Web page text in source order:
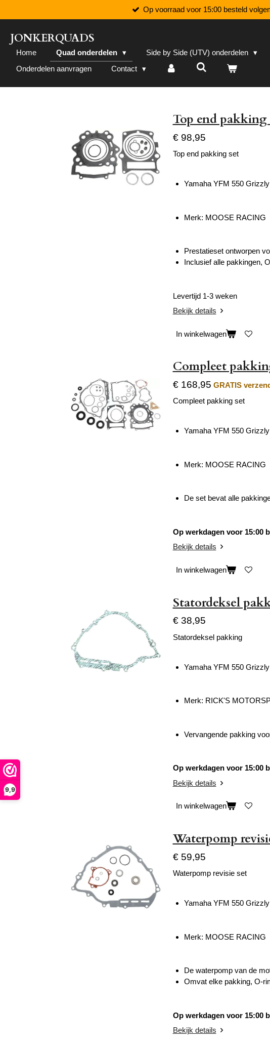
9,9
direct
naar
de
hoofdinhoud
Op voorraad voor 15:00 besteld
JONKERQUADS
Home Quad onderdelen Side by Side (UTV) onderdelen
Onderdelen aanvragen
Contact
Top end pakking
€ 98,95
Top end pakking set
Yamaha YFM 550
Merk: MOOSE RACING
Prestatieset ontworpen
Inclusief alle pakkingen,
Levertijd 1-3 weken
Bekijk details
In winkelwagen
Compleet
€ 168,95 GRATIS
Compleet pakking set
Yamaha YFM 550
Merk: MOOSE RACING
De set bevat alle
Op werkdagen voor 15:00
Bekijk details
In winkelwagen
Statordeksel
€ 38,95
Statordeksel pakking
Yamaha YFM 550
Merk: RICK'S
Vervangende pakking
Op werkdagen voor 15:00
Bekijk details
In winkelwagen
Waterpomp
€ 59,95
Waterpomp revisie set
Yamaha YFM 550
Merk: MOOSE RACING
De waterpomp van de
Omvat elke pakking, O-
Op werkdagen voor 15:00
Bekijk details